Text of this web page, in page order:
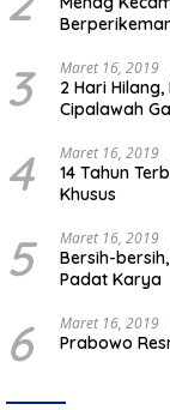
3 Maret 16, 2019
2 Hari
Cipalawah
4 Maret 16, 2019
14 Tahun
Khusus
5 Maret 16, 2019
Bersih-
Padat Karya
6 Maret 16, 2019
Prabowo